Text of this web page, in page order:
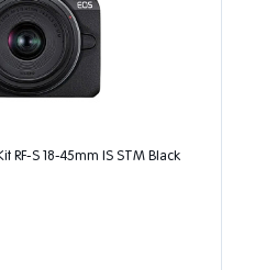
RF-S 18-45mm IS STM Black